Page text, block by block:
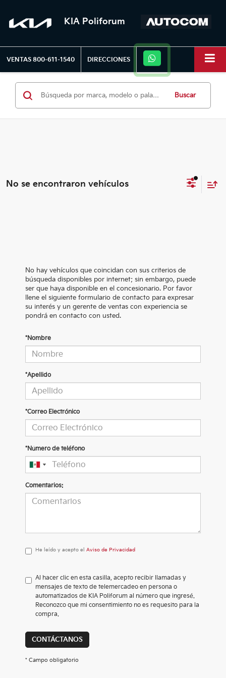
KIA Poliforum
VENTAS 800-611-1540 DIRECCIONES
Buscar
No se encontraron vehículos
No hay vehículos que coincidan con sus criterios de
búsqueda disponibles por internet; sin embargo, puede
ser que haya disponible en el concesionario. Por favor
llene el siguiente formulario de contacto para expresar
su interés y un gerente de ventas con experiencia se
pondrá en contacto con usted.
*Nombre
*Apellido
*Correo Electrónico
*Número de teléfono
Comentarios:
He
acepto
el
<a
href='/privacy.aspx'
target='_blank'>Aviso
Privacidad</a>
He leído y acepto el Aviso de Privacidad
Al hacer clic en esta casilla, acepto recibir llamadas y
mensajes de texto de telemercadeo en persona o
automatizados de KIA Poliforum al número que ingresé.
Reconozco que mi consentimiento no es requesito para la
compra.
CONTÁCTANOS
* Campo obligatorio